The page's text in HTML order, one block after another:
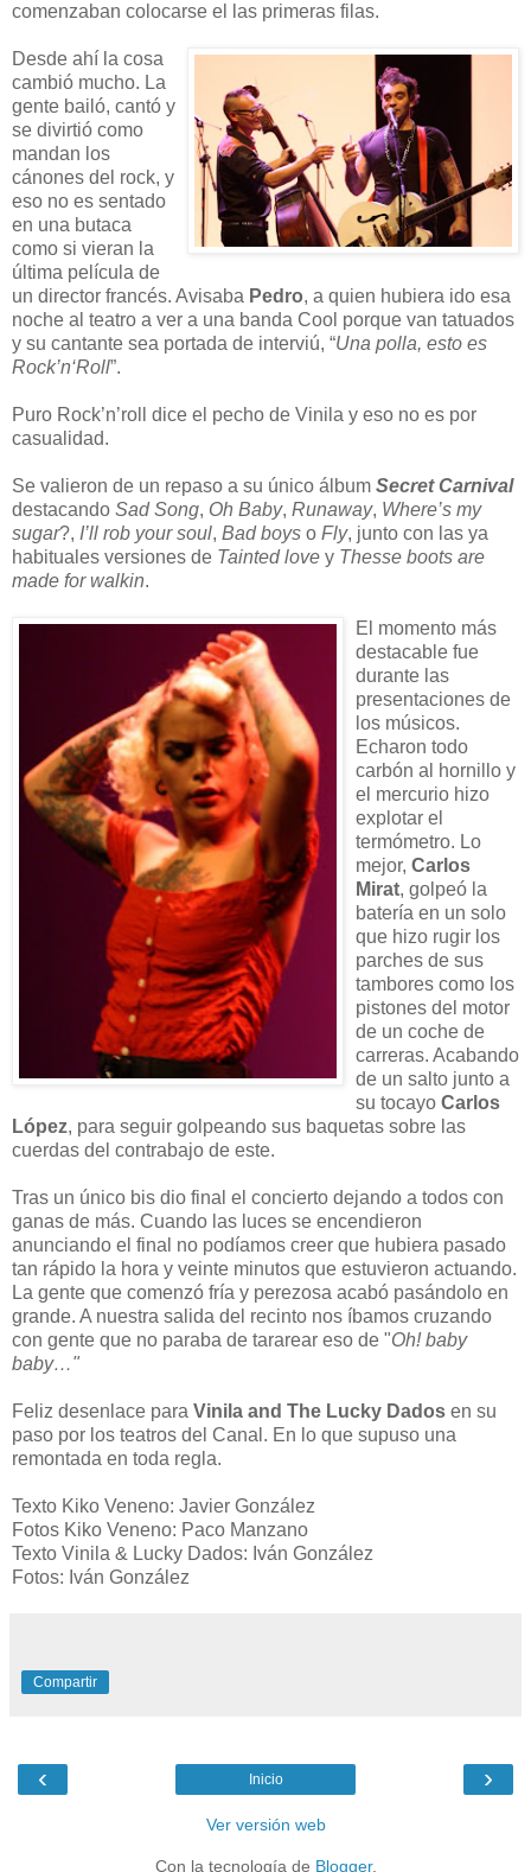
comenzaban colocarse el las primeras filas.
Desde ahí la cosa
cambió mucho. La
gente bailó, cantó y
se divirtió como
mandan los
cánones del rock, y
eso no es sentado
en una butaca
como si vieran la
última película de
un director francés. Avisaba Pedro, a quien hubiera ido esa
noche al teatro a ver a una banda Cool porque van tatuados
y su cantante sea portada de interviú, “Una polla, esto es
Rock’n‘Roll”.
Puro Rock’n’roll dice el pecho de Vinila y eso no es por
casualidad.
Se valieron de un repaso a su único álbum Secret Carnival
destacando Sad Song, Oh Baby, Runaway, Where’s my
sugar?, I’ll rob your soul, Bad boys o Fly, junto con las ya
habituales versiones de Tainted love y Thesse boots are
made for walkin.
El momento más
destacable fue
durante las
presentaciones de
los músicos.
Echaron todo
carbón al hornillo y
el mercurio hizo
explotar el
termómetro. Lo
mejor, Carlos
Mirat, golpeó la
batería en un solo
que hizo rugir los
parches de sus
tambores como los
pistones del motor
de un coche de
carreras. Acabando
de un salto junto a
su tocayo Carlos
López, para seguir golpeando sus baquetas sobre las
cuerdas del contrabajo de este.
Tras un único bis dio final el concierto dejando a todos con
ganas de más. Cuando las luces se encendieron
anunciando el final no podíamos creer que hubiera pasado
tan rápido la hora y veinte minutos que estuvieron actuando.
La gente que comenzó fría y perezosa acabó pasándolo en
grande. A nuestra salida del recinto nos íbamos cruzando
con gente que no paraba de tararear eso de "Oh! baby
baby…"
Feliz desenlace para Vinila and The Lucky Dados en su
paso por los teatros del Canal. En lo que supuso una
remontada en toda regla.
Texto Kiko Veneno: Javier González
Fotos Kiko Veneno: Paco Manzano
Texto Vinila & Lucky Dados: Iván González
Fotos: Iván González
Compartir
‹ ›
Inicio
Ver versión web
Con la tecnología de Blogger.